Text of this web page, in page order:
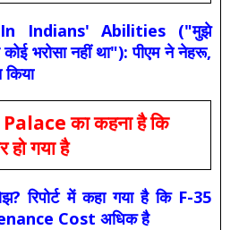
Indians' Abilities ("मुझे
कोई भरोसा नहीं था"): पीएम ने नेहरू,
किया
का कहना है कि
हो गया है
रिपोर्ट में कहा गया है कि F-35
Cost अधिक है